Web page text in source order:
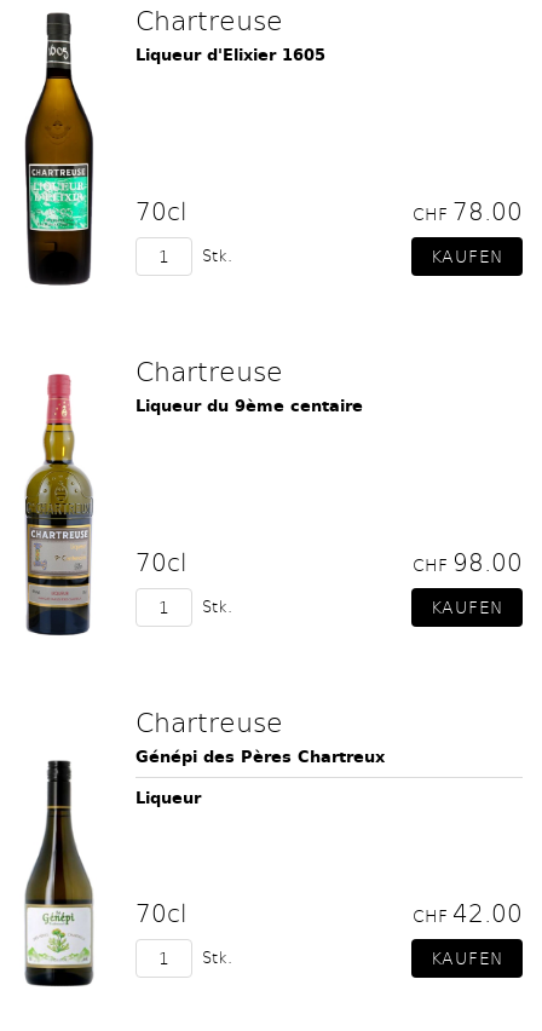
Chartreuse
Liqueur d'Elixier 1605
70cl CHF 78.00
Stk.
Chartreuse
Liqueur du 9ème centaire
70cl CHF 98.00
Stk.
Chartreuse
Génépi des Pères Chartreux
Liqueur
70cl CHF 42.00
Stk.